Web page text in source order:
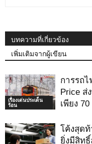
บทความที่เกี่ยวข้อง
เพิ่มเติมจากผู้เขียน
เรื่องเด่นประเด็น
ร้อน
การรถไ
Price ส่
เพียง
โค้งสุด
ยิ่งมีสิท